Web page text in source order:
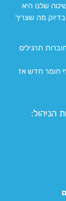
שלנו היא
מה שצריך
תרגילים
חומר חדש אז
הניהול: